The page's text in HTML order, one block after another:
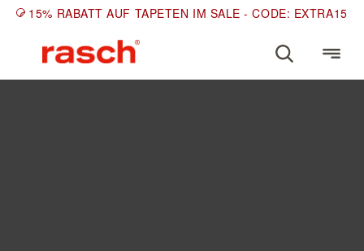
15% RABATT AUF TAPETEN IM SALE - CODE: EXTRA15